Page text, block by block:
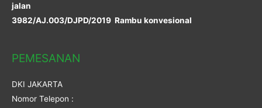
jalan
3982/AJ.003/DJPD/2019 Rambu konvesional
PEMESANAN
DKI JAKARTA
Nomor Telepon :